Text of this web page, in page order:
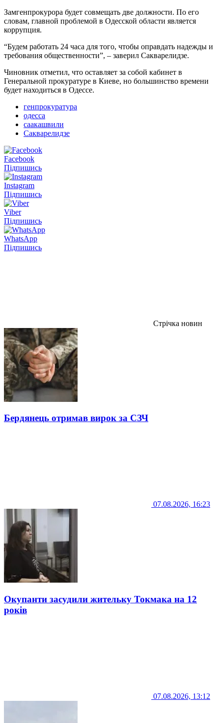
Замгенпрокурора будет совмещать две должности. По его
словам, главной проблемой в Одесской области является
коррупция.
“Будем работать 24 часа для того, чтобы оправдать надежды и
требования общественности”, – заверил Сакварелидзе.
Чиновник отметил, что оставляет за собой кабинет в
Генеральной прокуратуре в Киеве, но большинство времени
будет находиться в Одессе.
генпрокуратура
одесса
саакашвили
Сакварелидзе
Facebook
Підпишись
Instagram
Підпишись
Viber
Підпишись
WhatsApp
Підпишись
Стрічка новин
Бердянець отримав вирок за СЗЧ
07.08.2026, 16:23
Окупанти засудили жительку Токмака на 12
років
07.08.2026, 13:12